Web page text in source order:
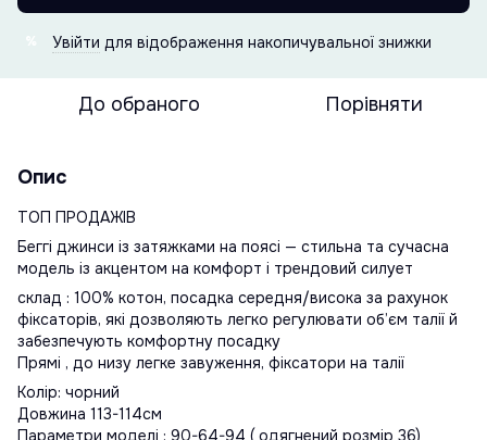
Увійти для відображення накопичувальної знижки
До обраного Порівняти
Опис
ТОП ПРОДАЖІВ
Беггі джинси із затяжками на поясі — стильна та сучасна
модель із акцентом на комфорт і трендовий силует
склад : 100% котон, посадка середня/висока за рахунок
фіксаторів, які дозволяють легко регулювати об’єм талії й
забезпечують комфортну посадку
Прямі , до низу легке завуження, фіксатори на талії
Колір: чорний
Довжина 113-114см
Параметри моделі : 90-64-94 ( одягнений розмір 36)